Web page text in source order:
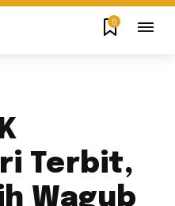
0
Terbit,
Wagub